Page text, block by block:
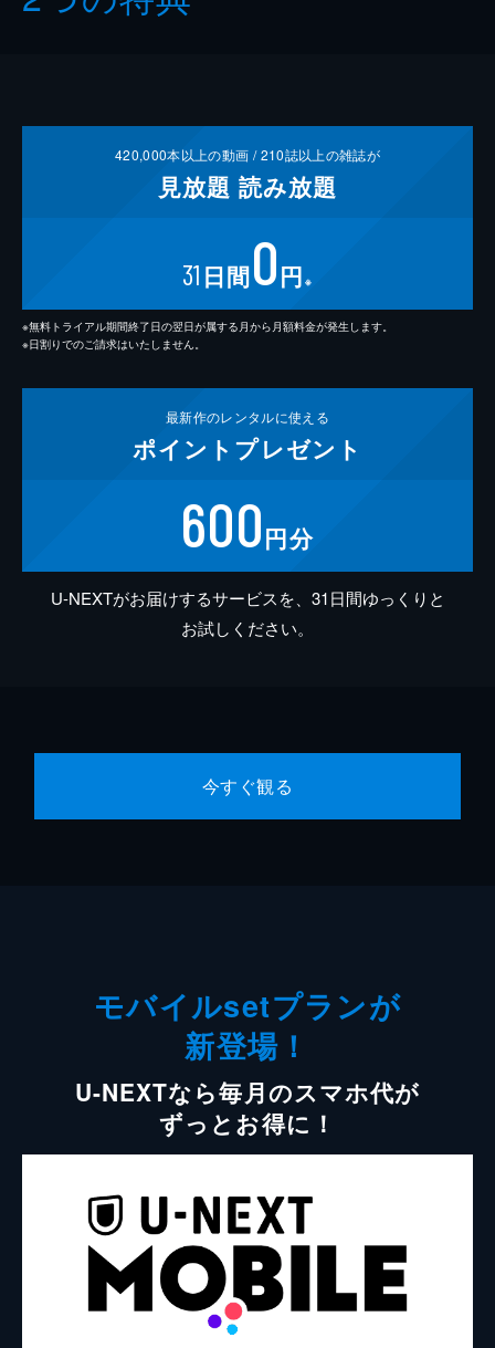
420,000本以上の動画 /210誌以上の雑誌が
見放題 読み放題
31 日間0円 ※
※無料トライアル期間終了日の翌日が属する月から月額料金が発生します。
※日割りでのご請求はいたしません。
最新作のレンタルに使える
ポイント プレゼント
600円分
U-NEXTがお届けするサービスを、31日間ゆっくりと
お試しください。
今すぐ観る
モバイルsetプランが
新登場！
U-NEXTなら毎月のスマホ代が
ずっとお得に！